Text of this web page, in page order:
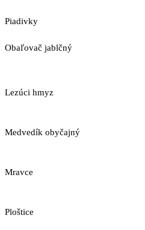
Piadivky
Obaľovač jablčný
Lezúci hmyz
Medvedík obyčajný
Mravce
Ploštice